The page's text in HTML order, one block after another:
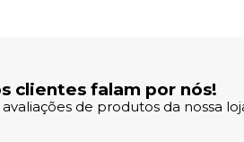
clientes falam por nós!
de produtos da nossa